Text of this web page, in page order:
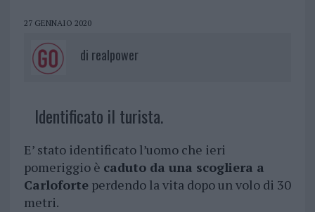
27 GENNAIO 2020
di realpower
Identificato il turista.
E’ stato identificato l’uomo che ieri
pomeriggio è caduto da una scogliera a
Carloforteperdendo la vita dopo un volo di 30
metri.